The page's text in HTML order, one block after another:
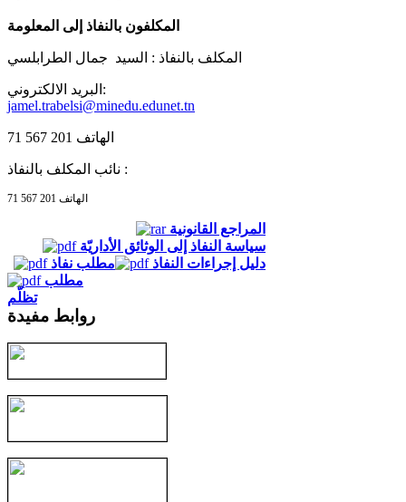
المكلفون بالنفاذ إلى المعلومة
المكلف بالنفاذ : السيد جمال الطرابلسي
البريد الالكتروني:
jamel.trabelsi@minedu.edunet.tn
نائب المكلف بالنفاذ :
المراجع القانونية
سياسة النفاذ إلى الوثائق الأداريّة
دليل إجراءات النفاذ
مطلب نفاذ
مطلب
تظلّم
روابط مفيدة